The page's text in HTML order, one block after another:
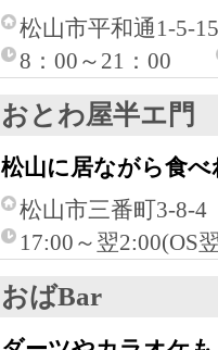
松山市平和通1-5-15
8：00～21：00
おとわ屋半エ門
松山に居ながら食
松山市三番町3-8-4
17:00～翌
おばBar